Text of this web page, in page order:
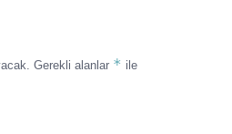
Gerekli alanlar * ile